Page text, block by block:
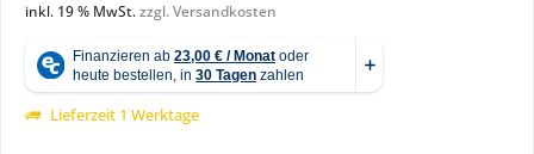
inkl. 19 % MwSt.zzgl. Versandkosten
Lieferzeit 1 Werktage